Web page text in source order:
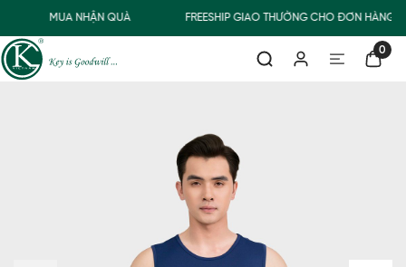
MUA NHẬN QUÀ FREESHIP GIAO THƯỜNG CHO ĐƠN HÀNG
0